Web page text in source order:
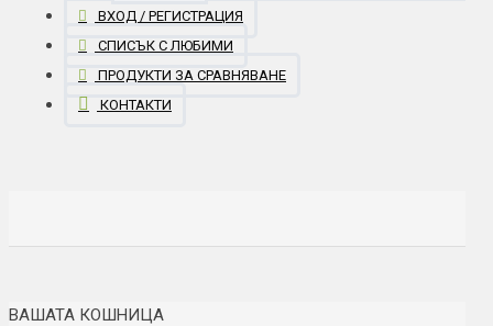
ВХОД / РЕГИСТРАЦИЯ
СПИСЪК С ЛЮБИМИ
ПРОДУКТИ ЗА СРАВНЯВАНЕ
КОНТАКТИ
ВАШАТА КОШНИЦА